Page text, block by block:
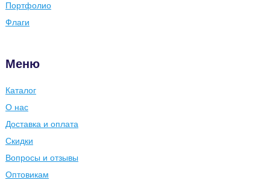
Портфолио
Флаги
Меню
Каталог
О нас
Доставка и оплата
Скидки
Вопросы и отзывы
Оптовикам